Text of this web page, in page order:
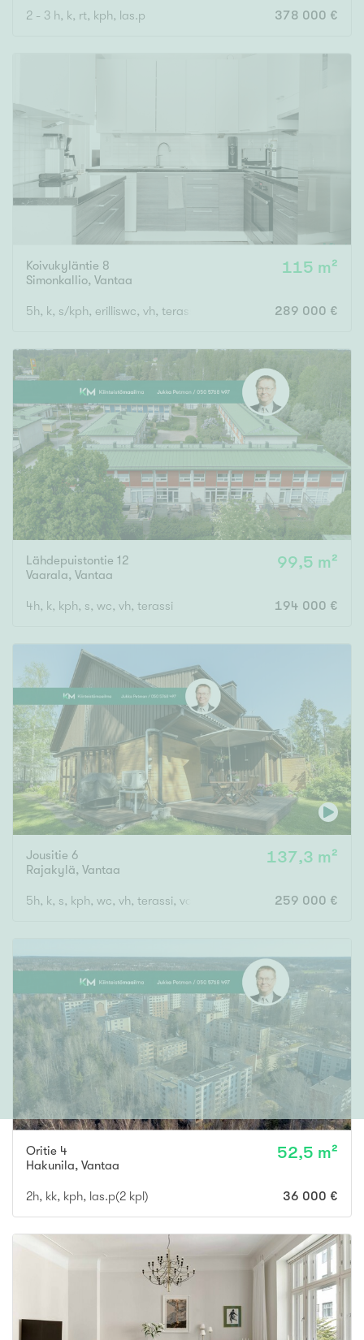
2 - 3 h, k, rt, kph, las.p 378 000 €
Koivukyläntie 8
Simonkallio, Vantaa
115 m²
5h, k, s/kph, erilliswc, vh, terassi 289 000 €
Lähdepuistontie 12
Vaarala, Vantaa
99,5 m²
4h, k, kph, s, wc, vh, terassi 194 000 €
Jousitie 6
Rajakylä, Vantaa
137,3 m²
5h, k, s, kph, wc, vh, terassi, var, ak 259 000 €
Oritie 4
Hakunila, Vantaa
52,5 m²
2h, kk, kph, las.p(2 kpl) 36 000 €